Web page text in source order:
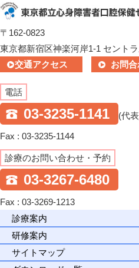
〒162-0823
東京都新宿区神楽河岸1-1 セント
交通アクセス
お問
電話
03-3235-1141 (代
Fax : 03-3235-1144
診療のお問い合わせ・予約
03-3267-6480
Fax : 03-3269-1213
診療案内
研修案内
サイトマップ